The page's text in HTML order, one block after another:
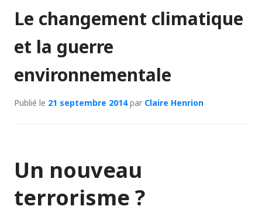
Le changement climatique
et la guerre
environnementale
Publié le 21 septembre 2014par Claire Henrion
Un nouveau
terrorisme ?